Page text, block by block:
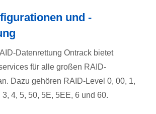
und -
Datenrettung Ontrack bietet
für alle großen RAID-
Dazu gehören RAID-Level 0, 00, 1,
3, 4, 5, 50, 5E, 5EE, 6 und 60.